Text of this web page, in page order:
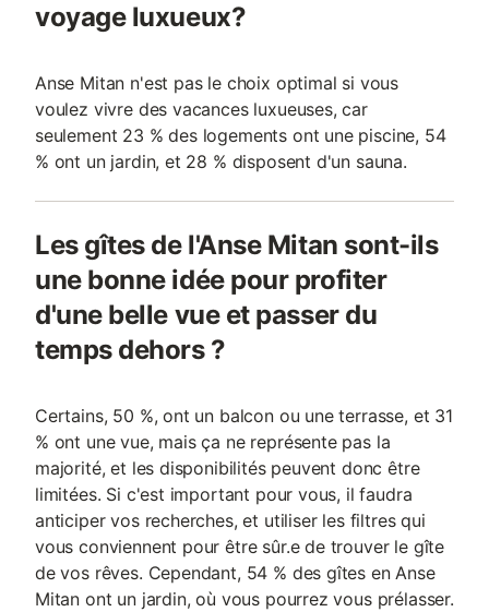
voyage luxueux?
Anse Mitan n'est pas le choix optimal si vous
voulez vivre des vacances luxueuses, car
seulement 23 % des logements ont une piscine, 54
% ont un jardin, et 28 % disposent d'un sauna.
Les gîtes de l'Anse Mitan sont-ils
une bonne idée pour profiter
d'une belle vue et passer du
temps dehors ?
Certains, 50 %, ont un balcon ou une terrasse, et 31
% ont une vue, mais ça ne représente pas la
majorité, et les disponibilités peuvent donc être
limitées. Si c'est important pour vous, il faudra
anticiper vos recherches, et utiliser les filtres qui
vous conviennent pour être sûr.e de trouver le gîte
de vos rêves. Cependant, 54 % des gîtes en Anse
Mitan ont un jardin, où vous pourrez vous prélasser.